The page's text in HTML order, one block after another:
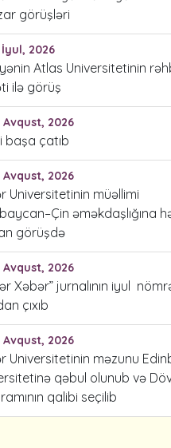
görüşləri
İyul, 2026
Atlas Universitetinin
ilə görüş
Avqust, 2026
başa çatıb
Avqust, 2026
Universitetinin müəllimi
əməkdaşlığına
görüşdə
Avqust, 2026
Xəbər” jurnalının iyul
çıxıb
Avqust, 2026
Universitetinin məzunu
qəbul olunub və
qalibi seçilib